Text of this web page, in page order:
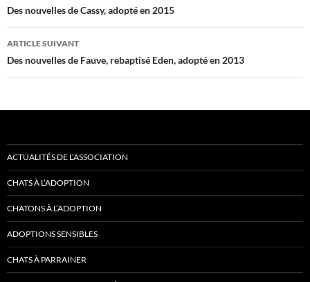
des
articles
Des nouvelles de Cassy, adopté en 2015
ARTICLE SUIVANT
Des nouvelles de Fauve, rebaptisé Eden, adopté en 2013
ACTUALITÉS DE L’ASSOCIATION
CHATS À L’ADOPTION
CHATONS À L’ADOPTION
ADOPTIONS SENSIBLES
CHATS À PARRAINER